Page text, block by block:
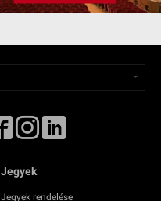
Jegyek
Jegyek rendelése